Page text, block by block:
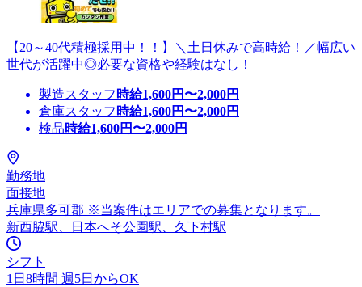
【20～40代積極採用中！！】＼土日休みで高時給！／幅広い
世代が活躍中◎必要な資格や経験はなし！
製造スタッフ 時給1,600円〜2,000円
倉庫スタッフ 時給1,600円〜2,000円
検品時給1,600円〜2,000円
勤務地
面接地
兵庫県多可郡 ※当案件はエリアでの募集となります。
新西脇駅、日本へそ公園駅、久下村駅
シフト
1日8時間 週5日からOK